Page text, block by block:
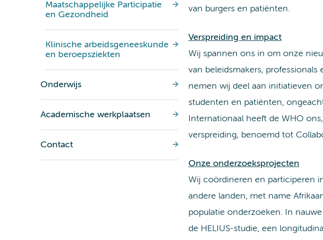
Maatschappelijke Participatie
en Gezondheid
Klinische arbeidsgeneeskunde
en beroepsziekten
Onderwijs
Academische werkplaatsen
Contact
van burgers en patiënten.
Verspreiding en impact
Wij spannen ons in om onze
van beleidsmakers,
nemen wij deel aan initiatieven
studenten en patiënten,
Internationaal heeft de WHO
verspreiding, benoemd tot
Onze onderzoeksprojecten
Wij coördineren en participeren
andere landen, met name
populatie onderzoeken. In
de HELIUS-studie, een